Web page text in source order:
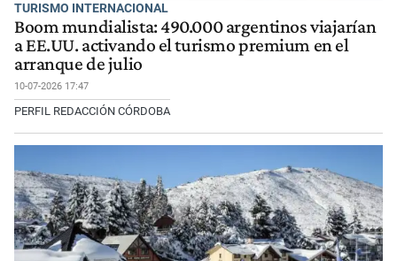
TURISMO INTERNACIONAL
Boom mundialista: 490.000 argentinos viajarían
a EE.UU. activando el turismo premium en el
arranque de julio
10-07-2026 17:47
PERFIL REDACCIÓN CÓRDOBA